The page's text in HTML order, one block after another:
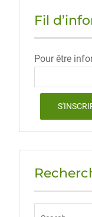
Fil
Pour être